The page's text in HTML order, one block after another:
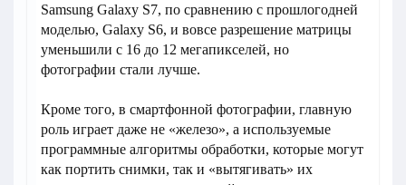
Samsung Galaxy S7, по сравнению с прошлогодней
моделью, Galaxy S6, и вовсе разрешение матрицы
уменьшили с 16 до 12 мегапикселей, но
фотографии стали лучше.
Кроме того, в смартфонной фотографии, главную
роль играет даже не «железо», а используемые
программные алгоритмы обработки, которые могут
как портить снимки, так и «вытягивать» их